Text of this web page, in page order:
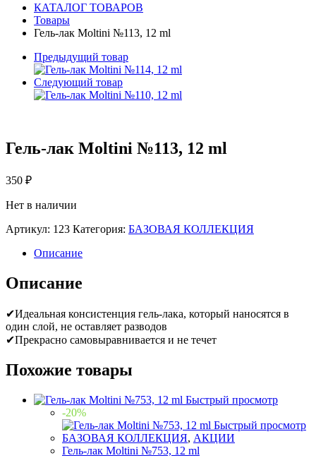
КАТАЛОГ ТОВАРОВ
Товары
Гель-лак Moltini №113, 12 ml
Предыдущий товар
Следующий товар
Гель-лак Moltini №113, 12 ml
350 ₽
Нет в наличии
Артикул: 123 Категория: БАЗОВАЯ КОЛЛЕКЦИЯ
Описание
Описание
✔Идеальная консистенция гель-лака, который наносятся в
один слой, не оставляет разводов
✔Прекрасно самовыравнивается и не течет
Похожие товары
Быстрый просмотр
-20%
Быстрый просмотр
БАЗОВАЯ КОЛЛЕКЦИЯ, АКЦИИ
Гель-лак Moltini №753, 12 ml